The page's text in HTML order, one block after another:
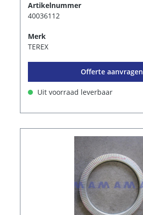
Artikelnummer
40036112
Merk
TEREX
Offerte aanvragen
Uit voorraad leverbaar